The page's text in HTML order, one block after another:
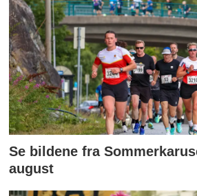
Se bildene fra
august